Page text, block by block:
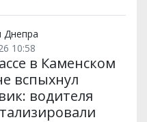
Днепра
10:58
в Каменском
вспыхнул
водителя